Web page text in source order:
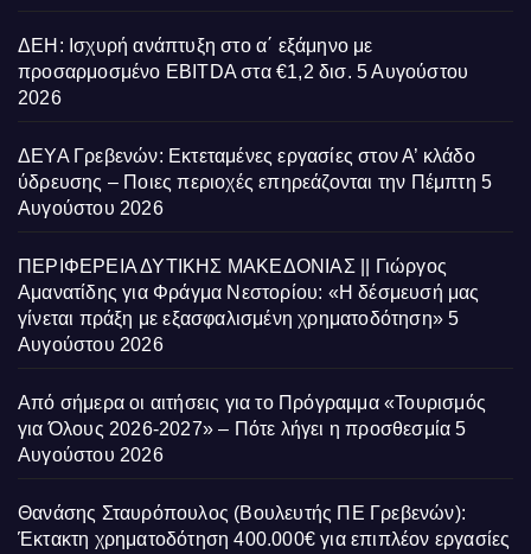
ΔΕΗ: Ισχυρή ανάπτυξη στο α΄ εξάμηνο με
προσαρμοσμένο EBITDA στα €1,2 δισ. 5 Αυγούστου
2026
ΔΕΥΑ Γρεβενών: Εκτεταμένες εργασίες στον Α’ κλάδο
ύδρευσης – Ποιες περιοχές επηρεάζονται την Πέμπτη 5
Αυγούστου 2026
ΠΕΡΙΦΕΡΕΙΑ ΔΥΤΙΚΗΣ ΜΑΚΕΔΟΝΙΑΣ || Γιώργος
Αμανατίδης για Φράγμα Νεστορίου: «Η δέσμευσή μας
γίνεται πράξη με εξασφαλισμένη χρηματοδότηση» 5
Αυγούστου 2026
Από σήμερα οι αιτήσεις για το Πρόγραμμα «Τουρισμός
για Όλους 2026-2027» – Πότε λήγει η προσθεσμία 5
Αυγούστου 2026
Θανάσης Σταυρόπουλος (Βουλευτής ΠΕ Γρεβενών):
Έκτακτη χρηματοδότηση 400.000€ για επιπλέον εργασίες